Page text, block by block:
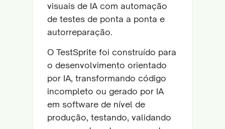
visuais de IA com automação
de testes de ponta a ponta e
autorreparação.
O TestSprite foi construído para
o desenvolvimento orientado
por IA, transformando código
incompleto ou gerado por IA
em software de nível de
produção, testando, validando